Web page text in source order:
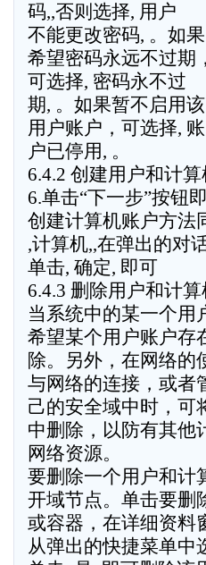
码,,否则选择, 用户
不能更改密码, 。如果
希望密码永远不过期，
可选择, 密码永不过
期, 。如果暂不启用该
用户账户，可选择, 账
户已停用, 。
6.4.2 创建用户和计
6.单击“下一步”按钮
创建计算机账户方法
,计算机,,在弹出的对
单击, 确定, 即可
6.4.3 删除用户和计
当系统中的某一个用
希望某个用户账户存
除。另外，在网络的
与网络的连接，或者
己的安全域中时，可
中删除，以防有其他
网络资源。
要删除一个用户和计
开域节点。单击要删
或容器，在详细资料
从弹出的快捷菜单中